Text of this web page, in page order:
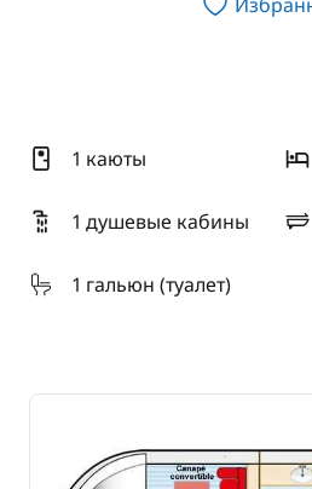
1 каюты
1 душевые кабины
1 гальюн (туалет)